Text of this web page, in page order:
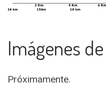
Imágenes
Próximamente.